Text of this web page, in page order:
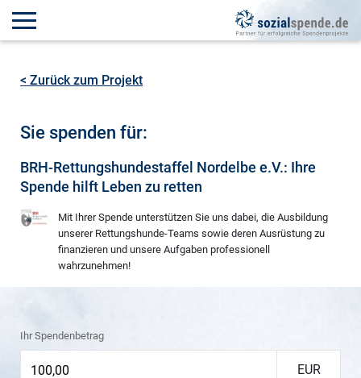
< Zurück zum Projekt
Sie spenden für:
BRH-Rettungshundestaffel Nordelbe e.V.: Ihre
Spende hilft Leben zu retten
Mit Ihrer Spende unterstützen Sie uns dabei, die Ausbildung
unserer Rettungshunde-Teams sowie deren Ausrüstung zu
finanzieren und unsere Aufgaben professionell
wahrzunehmen!
Ihr Spendenbetrag
EUR